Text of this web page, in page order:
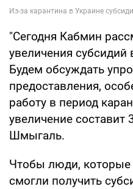
"Сегодня Кабмин
увеличения субсидий
Будем обсуждать
предоставления,
работу в период
увеличение составит
Шмыгаль.
Чтобы люди, которые
смогли получить